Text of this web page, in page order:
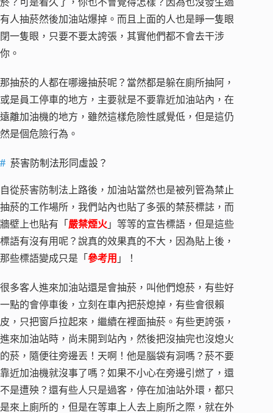
菸？可是看久了，你也不會覺得怎樣？因為也沒發生過
有人抽菸然後加油站爆掉。而且上面的人也是睜一隻眼
閉一隻眼，只要不要太誇張，其實他們都不會去干涉
你。
那抽菸的人都在哪邊抽菸呢？當然都是躲在廁所抽阿，
或是員工停車的地方，主要就是不要靠近加油站內，在
遠離加油機的地方，雖然這樣危險性感覺低，但是這仍
然是個危險行為。
菸害防制法形同虛設？
自從菸害防制法上路後，加油站當然也是被列管為禁止
抽菸的工作場所，我們站內也貼了多張的禁菸標誌，而
牆壁上也貼有「 嚴禁煙火 」等等的宣告標語，但是這些
標語有沒有用呢？說真的效果真的不大，因為貼上後，
那些標語變成只是「 參考用 」！
很多客人進來加油站還是會抽菸，叫他們熄菸，有些好
一點的會停車後，立刻在車內把菸熄掉，有些會很賴
皮，只把窗戶拉起來，繼續在裡面抽菸。有些更誇張，
進來加油站時，尚未開到站內，然後把沒抽完也沒熄火
的菸，隨便往旁邊丟！天啊！他是腦袋有洞嗎？菸不要
靠近加油機就沒事了嗎？如果不小心在旁邊引燃了，還
不是遭殃？還有些人只是過客，停在加油站外環，都只
是來上廁所的，但是在等車上人去上廁所之際，就在外